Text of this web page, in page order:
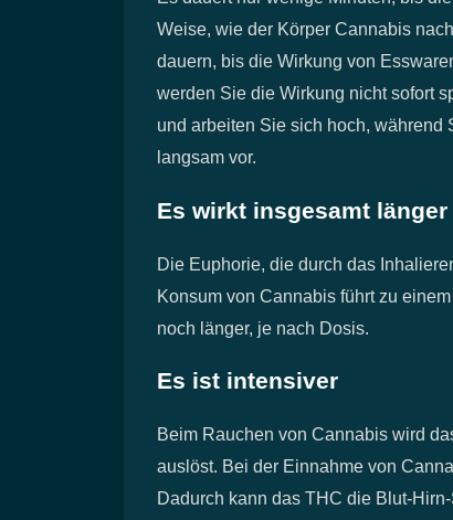
Weise, wie der Körper Cannabis
dauern, bis die Wirkung von
werden Sie die Wirkung nicht sofort
und arbeiten Sie sich hoch,
langsam vor.
Es wirkt insgesamt länger
Die Euphorie, die durch das
Konsum von Cannabis führt zu
noch länger, je nach Dosis.
Es ist intensiver
Beim Rauchen von Cannabis wird
auslöst. Bei der Einnahme von
Dadurch kann das THC die Blut-